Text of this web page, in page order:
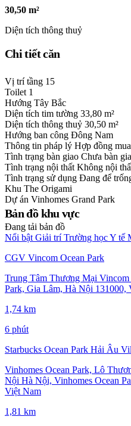
30,50 m²
Diện tích thông thuỷ
Chi tiết căn
Vị trí tầng 15
Toilet 1
Hướng Tây Bắc
Diện tích tim tường 33,80 m²
Diện tích thông thuỷ 30,50 m²
Hướng ban công Đông Nam
Thông tin pháp lý Hợp đồng
Tình trạng bàn giao Chưa bàn
Tình trạng nội thất Không nội
Tình trạng sử dụng Đang để
Khu The Origami
Dự án Vinhomes Grand Park
Bản đồ khu vực
Đang tải bản đồ
Nổi bật Giải trí Trường họcY tế
CGV Vincom Ocean Park
Trung Tâm Thương Mại Vincom
Park, Gia Lâm, Hà Nội 131000,
1,74 km
6 phút
Starbucks Ocean Park Hải Âu
Vinhomes Ocean Park, Lô
Nội Hà Nội, Vinhomes Ocean
Việt Nam
1,81 km